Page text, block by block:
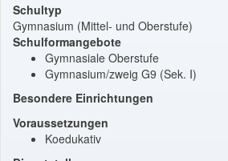
Schultyp
Gymnasium (Mittel- und Oberstufe)
Schulformangebote
Gymnasiale Oberstufe
Gymnasium/zweig G9 (Sek. I)
Besondere Einrichtungen
Voraussetzungen
Koedukativ